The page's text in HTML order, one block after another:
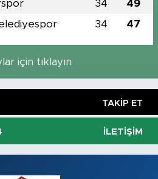
34 49
34 47
için tıklayın
TAKIP ET
İLETIŞIM